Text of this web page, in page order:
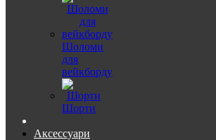
Шоломи
для
вейкборду
Шорти
Аксессуари